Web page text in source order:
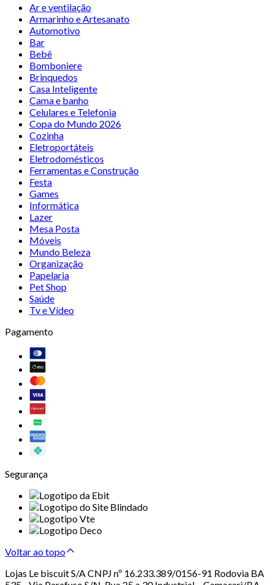
Ar e ventilação
Armarinho e Artesanato
Automotivo
Bar
Bebê
Bomboniere
Brinquedos
Casa Inteligente
Cama e banho
Celulares e Telefonia
Copa do Mundo 2026
Cozinha
Eletroportáteis
Eletrodomésticos
Ferramentas e Construção
Festa
Games
Informática
Lazer
Mesa Posta
Móveis
Mundo Beleza
Organização
Papelaria
Pet Shop
Saúde
Tv e Vídeo
Pagamento
Segurança
Voltar ao topo
Lojas Le biscuit S/A CNPJ nº 16.233.389/0156-91 Rodovia BA